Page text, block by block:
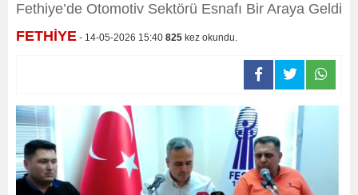
Fethiye’de Otomotiv Sektörü Esnafı Bir Araya Geldi
FETHİYE - 14-05-2026 15:40 825 kez okundu.